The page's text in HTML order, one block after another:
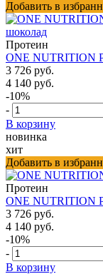
Добавить в
Протеин
ONE NUTRITION
3 726 руб.
4 140 руб.
-10%
-
В корзину
новинка
хит
Добавить в
Протеин
ONE NUTRITION
3 726 руб.
4 140 руб.
-10%
-
В корзину